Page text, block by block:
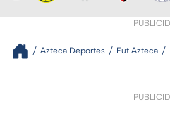
Azteca Deportes Fut Azteca